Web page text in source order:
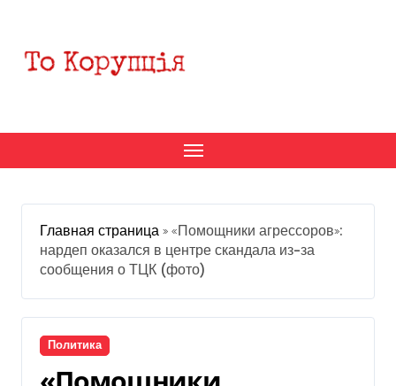
содержанию
Главная страница » «Помощники агрессоров»:
нардеп оказался в центре скандала из-за
сообщения о ТЦК (фото)
Политика